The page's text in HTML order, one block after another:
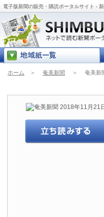
電子版新聞の販売・購読ポータルサイト -
ホーム ＞ 奄美新聞 ＞ 奄美新